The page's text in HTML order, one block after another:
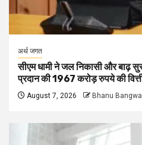
अर्थ जगत
सीएम धामी ने जल निकासी और बाढ़
प्रदान की 1967 करोड़ रुपये की
August 7, 2026 Bhanu Bangwal